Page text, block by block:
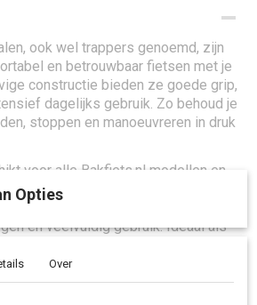
ook wel trappers genoemd, zijn
en betrouwbaar fietsen met je
constructie bieden ze goede grip,
dagelijks gebruik. Zo behoud je
stoppen en manoeuvreren in druk
voor alle Bakfiets.nl modellen en
andere bakfietsen en e-bikes. Ze
robuuste karakter van de fiets en zijn
en veelvuldig gebruik. Ideaal als
wanneer je huidige pedalen minder
Opties
Over